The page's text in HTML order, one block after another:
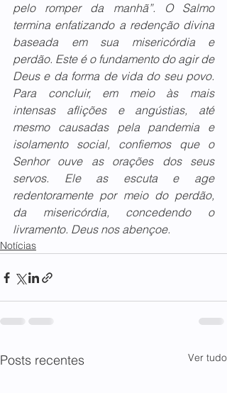
pelo romper da manhã”. O Salmo
termina enfatizando a redenção divina
baseada em sua misericórdia e
perdão. Este é o fundamento do agir de
Deus e da forma de vida do seu povo.
Para concluir, em meio às mais
intensas aflições e angústias, até
mesmo causadas pela pandemia e
isolamento social, confiemos que o
Senhor ouve as orações dos seus
servos. Ele as escuta e age
redentoramente por meio do perdão,
da misericórdia, concedendo o
livramento. Deus nos abençoe.
Notícias
Posts recentes Ver tudo